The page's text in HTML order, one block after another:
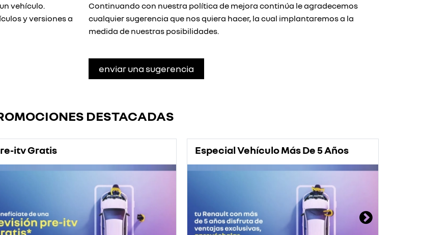
vehículo.
y versiones a
Continuando con nuestra política de mejora continúa le agradecemos
cualquier sugerencia que nos quiera hacer, la cual implantaremos a la
medida de nuestras posibilidades.
enviar una sugerencia
DESTACADAS
itv Gratis Especial Vehículo Más De 5 Años